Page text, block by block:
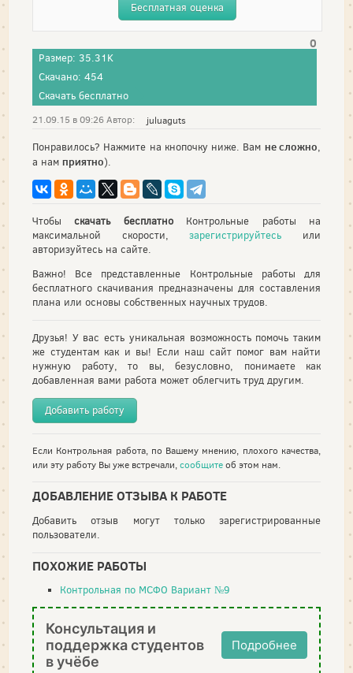
Бесплатная оценка
0
Размер: 35.31K
Скачано: 454
Скачать бесплатно
21.09.15 в 09:26 Автор: juluaguts
Понравилось? Нажмите на кнопочку ниже. Вам не сложно,
а нам приятно).
Чтобыскачать бесплатноКонтрольные работы на
максимальной скорости,зарегистрируйтесь или
авторизуйтесь на сайте.
Важно! Все представленные Контрольные работы для
бесплатного скачивания предназначены для составления
плана или основы собственных научных трудов.
Друзья! У вас есть уникальная возможность помочь таким
же студентам как и вы! Если наш сайт помог вам найти
нужную работу, то вы, безусловно, понимаете как
добавленная вами работа может облегчить труд другим.
Добавить работу
Если Контрольная работа, по Вашему мнению, плохого качества,
или эту работу Вы уже встречали,сообщитеоб этом нам.
ДОБАВЛЕНИЕ ОТЗЫВА К РАБОТЕ
Добавить отзыв могут только зарегистрированные
пользователи.
ПОХОЖИЕ РАБОТЫ
Контрольная по МСФО Вариант №9
Консультация и
поддержка студентов
в учёбе
Подробнее